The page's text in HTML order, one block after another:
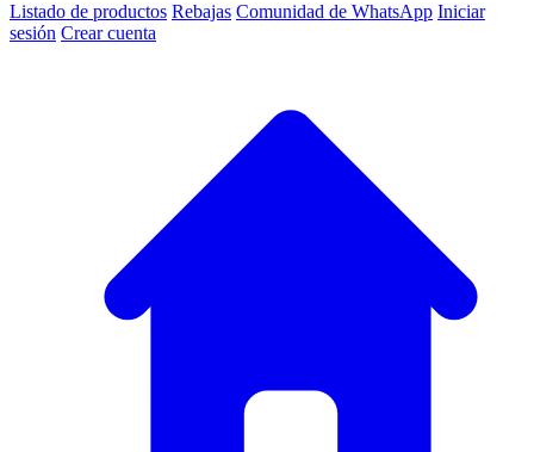
Listado de productos Rebajas Comunidad de WhatsApp Iniciar
sesión Crear cuenta